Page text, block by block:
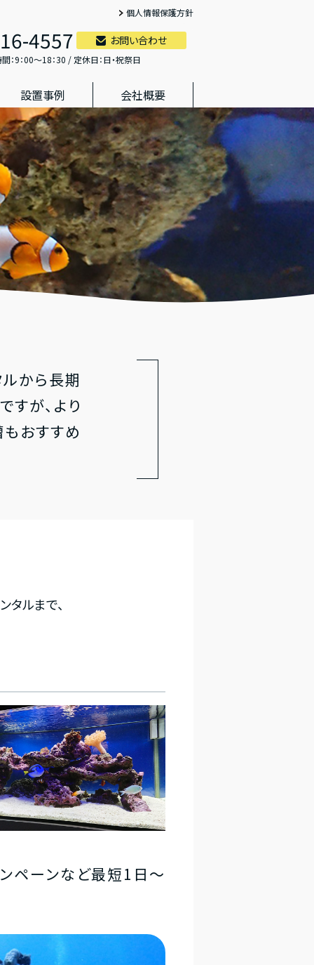
個人情報保護方針
4557 お問い合わせ
：9：00～18：30 / 定休日：日・祝祭日
設置事例 会社概要
から長期
が、より
おすすめ
ルまで、
ペーンなど最短1日～